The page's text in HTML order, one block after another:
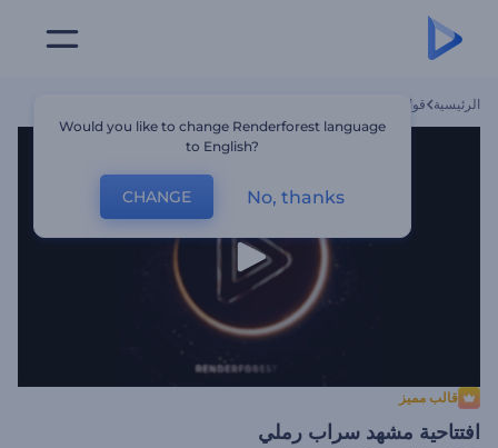
الرئيسية قوالب
قالب مميز
افتتاحية مشهد سراب رملي
Would you like to change Renderforest language
to English?
CHANGE No, thanks